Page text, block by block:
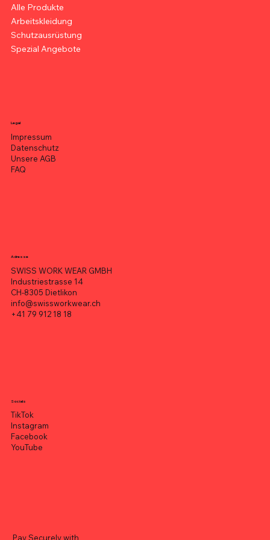
Alle Produkte
Arbeitskleidung
Schutzausrüstung
Spezial Angebote
Legal
Impressum
Datenschutz
Unsere AGB
FAQ
Adresse
SWISS WORK WEAR GMBH
Industriestrasse 14
CH-8305 Dietlikon
info@swissworkwear.ch
+41 79 912 18 18
Socials
TikTok
Instagram
Facebook
YouTube
Pay Securely with